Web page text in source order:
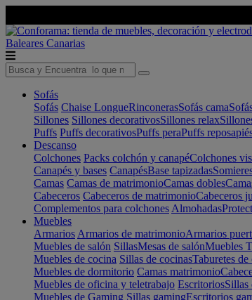
Baleares Canarias
Sofás
Sofás Chaise LongueRinconerasSofás cama
Sillones Sillones decorativosSillones relax
Puffs Puffs decorativosPuffs peraPuffs
Descanso
Colchones Packs colchón y canapéColchones
Canapés y bases CanapésBase tapizadas
Camas Camas de matrimonioCamas dobles
Cabeceros Cabeceros de matrimonioCabeceros
Complementos para colchones Almohadas
Muebles
Armarios Armarios de matrimonioArmarios
Muebles de salón SillasMesas de salónMuebles
Muebles de cocina Sillas de cocinasTaburetes de
Muebles de dormitorio Camas matrimonio
Muebles de oficina y teletrabajo EscritoriosSillas
Muebles de Gaming Sillas gamingEscritorios